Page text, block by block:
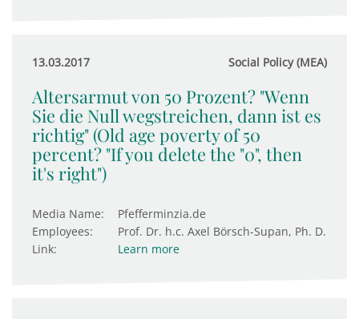
13.03.2017 Social Policy (MEA)
Altersarmut von 50 Prozent? "Wenn
Sie die Null wegstreichen, dann ist es
richtig" (Old age poverty of 50
percent? "If you delete the "0", then
it's right")
Media Name:
Pfefferminzia.de
Employees:
Prof. Dr. h.c. Axel Börsch-Supan, Ph. D.
Link:
Learn more